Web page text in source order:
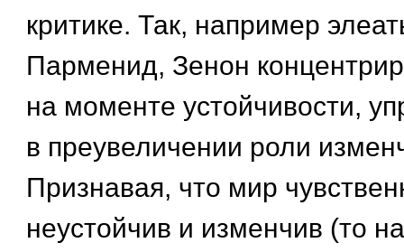
критике. Так, например
Парменид, Зенон
на моменте устойчивости,
в преувеличении роли
Признавая, что мир
неустойчив и изменчив (то